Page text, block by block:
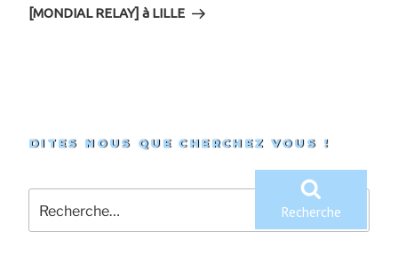
[MONDIAL RELAY] à LILLE
DITES NOUS QUE CHERCHEZ VOUS !
Recherche
pour
:
Recherche